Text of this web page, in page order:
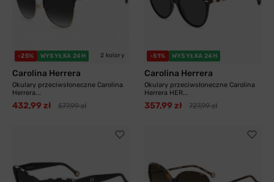
-25% WYSYŁKA 24H 2 kolory
Carolina Herrera
Okulary przeciwsłoneczne Carolina
Herrera...
432,99 zł 577,99 zł
-51% WYSYŁKA 24H
Carolina Herrera
Okulary przeciwsłoneczne Carolina
Herrera HER...
357,99 zł 727,99 zł